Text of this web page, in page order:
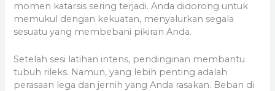
momen katarsis sering terjadi. Anda didorong untuk
memukul dengan kekuatan, menyalurkan segala
sesuatu yang membebani pikiran Anda.
Setelah sesi latihan intens, pendinginan membantu
tubuh rileks. Namun, yang lebih penting adalah
perasaan lega dan jernih yang Anda rasakan. Beban di